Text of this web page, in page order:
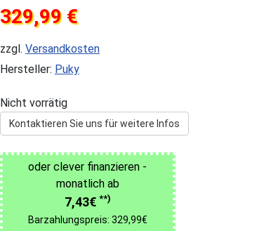
329,99 €
zzgl. Versandkosten
Hersteller: Puky
Nicht vorrätig
Kontaktieren Sie uns für weitere Infos
oder clever finanzieren -
monatlich ab
7,43€ **)
Barzahlungspreis: 329,99€